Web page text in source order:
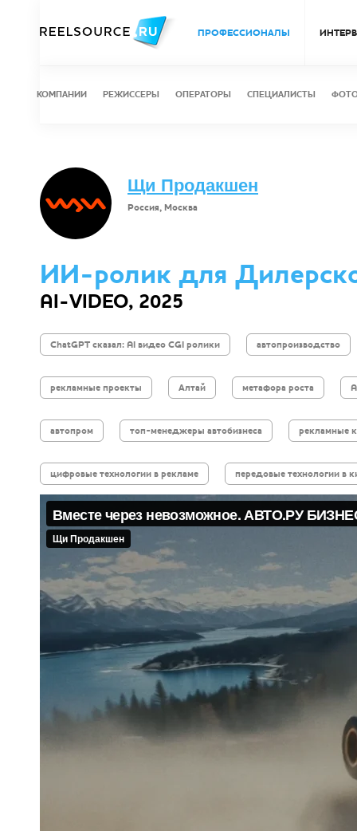
ПРОФЕССИОНАЛЫ
КОМПАНИИ РЕЖИССЕРЫ ОПЕРАТОРЫ СПЕЦИАЛИСТЫ
Щи Продакшен
Россия, Москва
ИИ-ролик для
AI-VIDEO, 2025
ChatGPT сказал: AI видео CGI ролики автопроизводство
рекламные проекты Алтай метафора роста
автопром топ-менеджеры автобизнеса рекламные
цифровые технологии в рекламе передовые технологии в